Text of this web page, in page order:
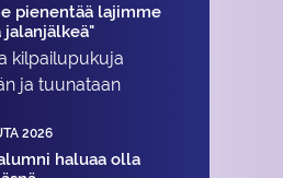
pienentää lajimme
kilpailupukuja
ja tuunataan
2026
haluaa olla